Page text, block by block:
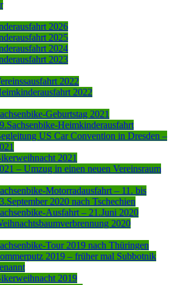
2026
2025
2024
2023
2022
2022
Geburtstag 2021
Heimkinderausfahrt
US Car Convention in Dresden –
2021
– Umzug in einen neuen Vereinsraum
Motorradausfahrt – 11. bis
2020 nach Tschechien
Ausfahrt – 21.Juni 2020
2020
Tour 2019 nach Thüringen
2019 – früher mal Subbotnik
2019